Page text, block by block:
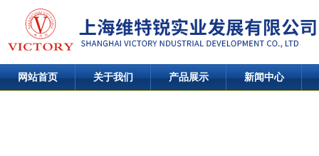
网站首页 关于我们 产品展示 新闻中心